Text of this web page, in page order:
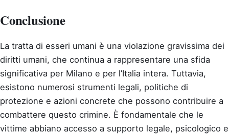
Conclusione
La tratta di esseri umani è una violazione gravissima dei
diritti umani, che continua a rappresentare una sfida
significativa per Milano e per l’Italia intera. Tuttavia,
esistono numerosi strumenti legali, politiche di
protezione e azioni concrete che possono contribuire a
combattere questo crimine. È fondamentale che le
vittime abbiano accesso a supporto legale, psicologico e